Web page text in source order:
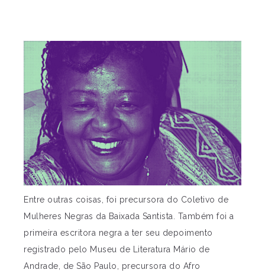
Entre outras coisas, foi precursora do Coletivo de
Mulheres Negras da Baixada Santista. Também foi a
primeira escritora negra a ter seu depoimento
registrado pelo Museu de Literatura Mário de
Andrade, de São Paulo, precursora do Afro